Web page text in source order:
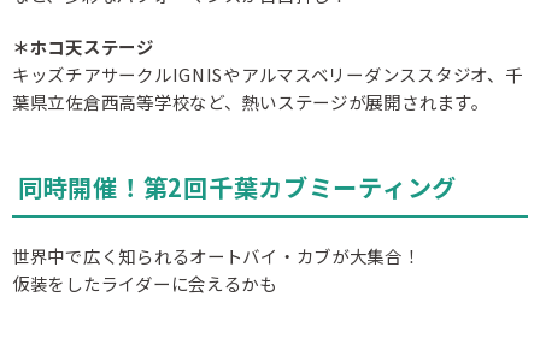
＊ホコ天ステージ
キッズチアサークルIGNISやアルマスベリーダンススタジオ、千
葉県立佐倉西高等学校など、熱いステージが展開されます。
同時開催！第2回千葉カブミーティング
世界中で広く知られるオートバイ・カブが大集合！
仮装をしたライダーに会えるかも